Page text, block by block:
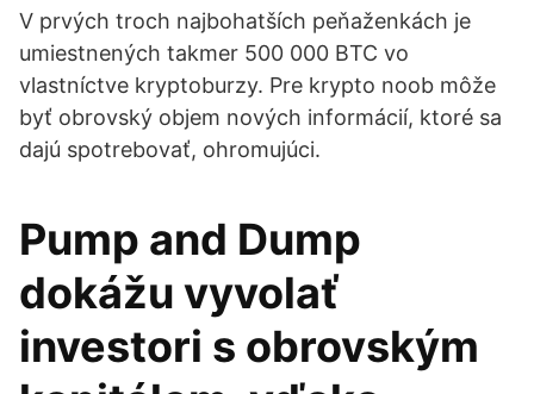
V prvých troch najbohatších peňaženkách je
umiestnených takmer 500 000 BTC vo
vlastníctve kryptoburzy. Pre krypto noob môže
byť obrovský objem nových informácií, ktoré sa
dajú spotrebovať, ohromujúci.
Pump and Dump
dokážu vyvolať
investori s obrovským